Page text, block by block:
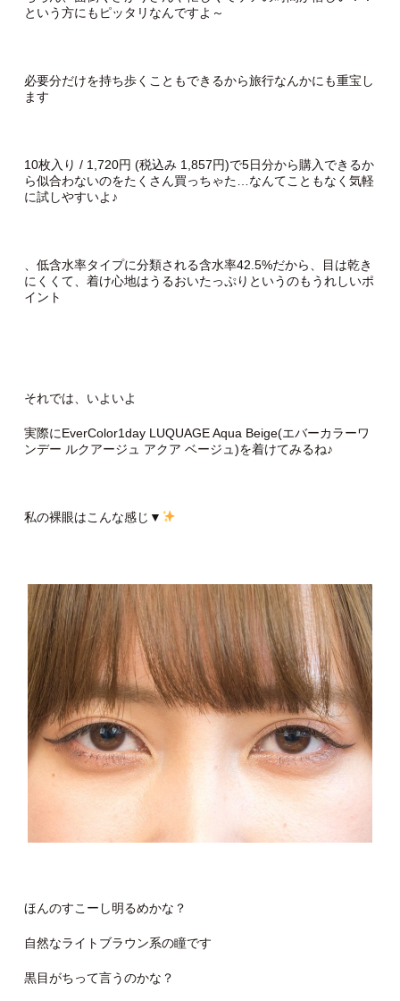
という方にもピッタリなんですよ～
必要分だけを持ち歩くこともできるから旅行なんかにも重宝し
ます
10枚入り / 1,720円 (税込み 1,857円)で5日分から購入できるか
ら似合わないのをたくさん買っちゃた…なんてこともなく気軽
に試しやすいよ♪
、低含水率タイプに分類される含水率42.5%だから、目は乾き
にくくて、着け心地はうるおいたっぷりというのもうれしいポ
イント
それでは、いよいよ
実際にEverColor1day LUQUAGE Aqua Beige(エバーカラーワ
ンデー ルクアージュ アクア ベージュ)を着けてみるね♪
私の裸眼はこんな感じ▼
ほんのすこーし明るめかな？
自然なライトブラウン系の瞳です
黒目がちって言うのかな？